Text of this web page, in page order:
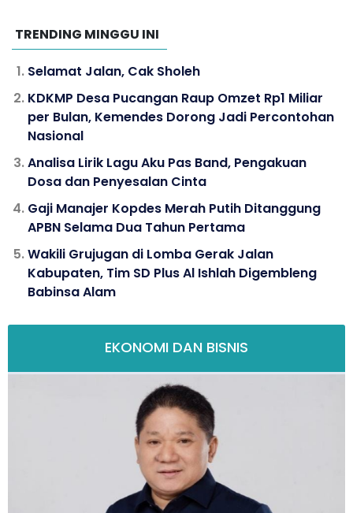
TRENDING MINGGU INI
Selamat Jalan, Cak Sholeh
KDKMP Desa Pucangan Raup Omzet Rp1 Miliar
per Bulan, Kemendes Dorong Jadi Percontohan
Nasional
Analisa Lirik Lagu Aku Pas Band, Pengakuan
Dosa dan Penyesalan Cinta
Gaji Manajer Kopdes Merah Putih Ditanggung
APBN Selama Dua Tahun Pertama
Wakili Grujugan di Lomba Gerak Jalan
Kabupaten, Tim SD Plus Al Ishlah Digembleng
Babinsa Alam
EKONOMI DAN BISNIS